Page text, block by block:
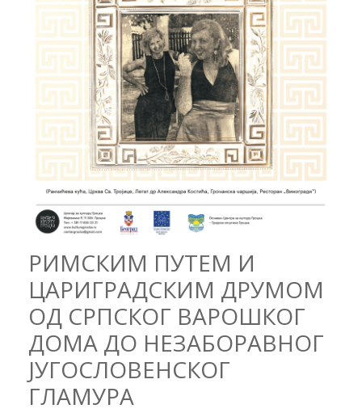
РИМСКИМ ПУТЕМ И
ЦАРИГРАДСКИМ ДРУМОМ
ОД СРПСКОГ ВАРОШКОГ
ДОМА ДО НЕЗАБОРАВНОГ
ЈУГОСЛОВЕНСКОГ
ГЛАМУРА